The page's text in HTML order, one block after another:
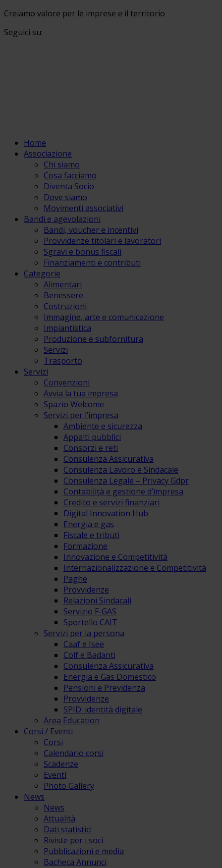
Creiamo valore per le imprese e il territorio
Seguici su:
Home
Associazione
Chi siamo
Cosa facciamo
Diventa Socio
Dove siamo
Movimenti associativi
Bandi e agevolazioni
Bandi, voucher e incentivi
Provvidenze titolari e lavoratori
Sgravi e bonus fiscali
Finanziamenti e contributi
Categorie
Alimentari
Benessere
Costruzioni
Immagine, arte e comunicazione
Impiantistica
Produzione e subfornitura
Servizi
Trasporto
Servizi
Convenzioni
Avvia la tua impresa
Spazio Welcome
Servizi per l’impresa
Ambiente e sicurezza
Appalti pubblici
Consorzi e reti
Consulenza Assicurativa
Consulenza Lavoro e Sindacale
Consulenza Legale – Privacy Gdpr
Contabilità e gestione d’impresa
Credito e servizi finanziari
Digital Innovation Hub
Energia e gas
Fiscale e tributi
Formazione
Innovazione e Competitività
Internazionalizzazione e Competitività
Paghe
Provvidenze
Relazioni Sindacali
Servizio F-GAS
Sportello CAIT
Servizi per la persona
Caaf e Isee
Colf e Badanti
Consulenza Assicurativa
Energia e Gas Domestico
Pensioni e Previdenza
Provvidenze
SPID: identità digitale
Area Education
Corsi / Eventi
Corsi
Calendario corsi
Scadenze
Eventi
Photo Gallery
News
News
Attualità
Dati statistici
Riviste per i soci
Pubblicazioni e media
Bacheca Annunci